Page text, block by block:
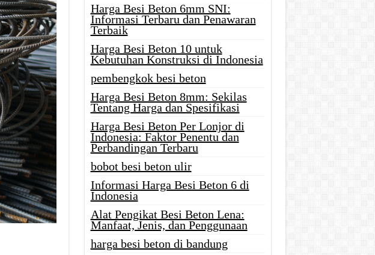
Harga Besi Beton 6mm SNI:
Informasi Terbaru dan Penawaran
Terbaik
Harga Besi Beton 10 untuk
Kebutuhan Konstruksi di Indonesia
pembengkok besi beton
Harga Besi Beton 8mm: Sekilas
Tentang Harga dan Spesifikasi
Harga Besi Beton Per Lonjor di
Indonesia: Faktor Penentu dan
Perbandingan Terbaru
bobot besi beton ulir
Informasi Harga Besi Beton 6 di
Indonesia
Alat Pengikat Besi Beton Lena:
Manfaat, Jenis, dan Penggunaan
harga besi beton di bandung